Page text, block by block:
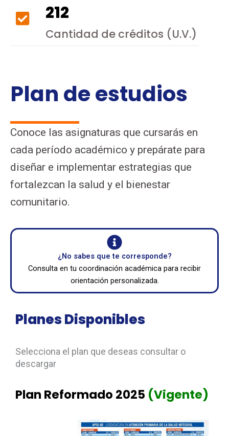
212
Cantidad de créditos (U.V.)
Plan de estudios
Conoce las asignaturas que cursarás en
cada período académico y prepárate para
diseñar e implementar estrategias que
fortalezcan la salud y el bienestar
comunitario.
¿No sabes que te corresponde?
Consulta en tu coordinación académica para recibir
orientación personalizada.
Planes Disponibles
Selecciona el plan que deseas consultar o
descargar
Plan Reformado 2025 (Vigente)